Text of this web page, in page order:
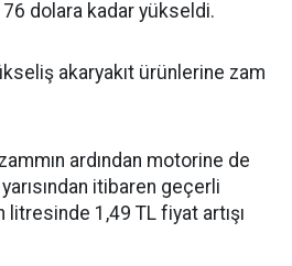
dolara kadar yükseldi.
akaryakıt ürünlerine zam
ardından motorine de
itibaren geçerli
1,49 TL fiyat artışı